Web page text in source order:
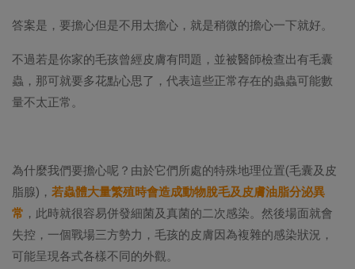
答案是，要擔心但是不用太擔心，就是稍微的擔心一下就好。
不過若是你家的毛孩曾經皮膚有問題，並被醫師檢查出有毛囊
蟲，那可就要多花點心思了，代表這些正常存在的蟲蟲可能數
量不太正常。
為什麼我們要擔心呢？由於它們所處的特殊地理位置(毛囊及皮
脂腺)， 若蟲體大量繁殖時會造成動物脫毛及皮膚油脂分泌異
常 ，此時就很容易併發細菌及真菌的二次感染。然後場面就會
失控，一個戰場三方勢力，毛孩的皮膚因為複雜的感染狀況，
可能呈現各式各樣不同的外觀。